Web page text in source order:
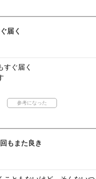
届く
すぐ届く
もまた良き